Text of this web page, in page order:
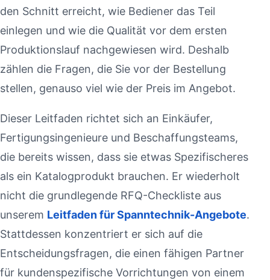
den Schnitt erreicht, wie Bediener das Teil
einlegen und wie die Qualität vor dem ersten
Produktionslauf nachgewiesen wird. Deshalb
zählen die Fragen, die Sie vor der Bestellung
stellen, genauso viel wie der Preis im Angebot.
Dieser Leitfaden richtet sich an Einkäufer,
Fertigungsingenieure und Beschaffungsteams,
die bereits wissen, dass sie etwas Spezifischeres
als ein Katalogprodukt brauchen. Er wiederholt
nicht die grundlegende RFQ-Checkliste aus
unserem Leitfaden für Spanntechnik-Angebote.
Stattdessen konzentriert er sich auf die
Entscheidungsfragen, die einen fähigen Partner
für kundenspezifische Vorrichtungen von einem